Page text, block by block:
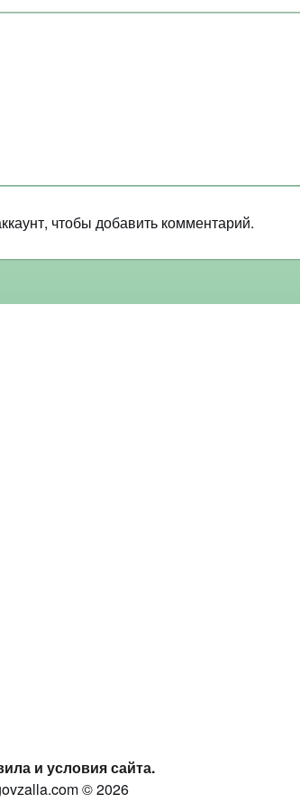
чтобы добавить комментарий.
и условия сайта.
© 2026